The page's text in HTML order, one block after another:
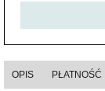
OPIS PŁATNOŚĆ